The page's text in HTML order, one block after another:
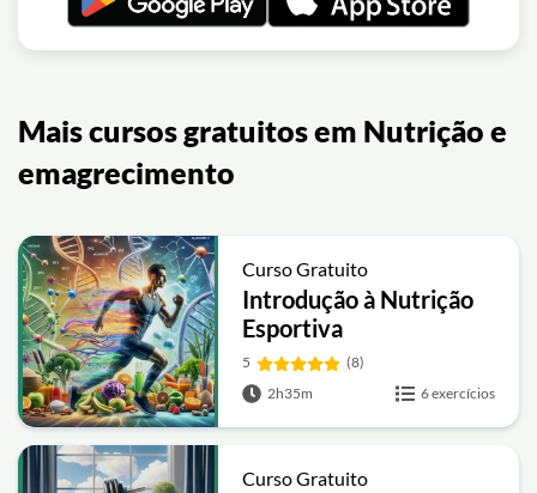
Mais cursos gratuitos em Nutrição e
emagrecimento
Curso Gratuito
Introdução à Nutrição
Esportiva
5
(8)
2h35m
6 exercícios
Curso Gratuito